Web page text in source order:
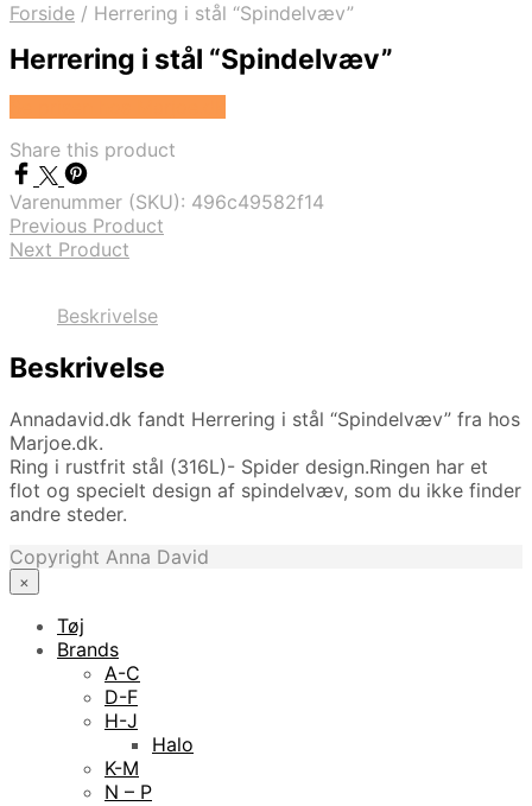
Forside / Herrering i stål “Spindelvæv”
Herrering i stål “Spindelvæv”
Share this product
Varenummer (SKU): 496c49582f14
Previous Product
Next Product
Beskrivelse
Beskrivelse
Annadavid.dk fandt Herrering i stål “Spindelvæv” fra hos
Marjoe.dk.
Ring i rustfrit stål (316L)- Spider design.Ringen har et
flot og specielt design af spindelvæv, som du ikke finder
andre steder.
Copyright Anna David
×
Tøj
Brands
A-C
D-F
H-J
Halo
K-M
N – P